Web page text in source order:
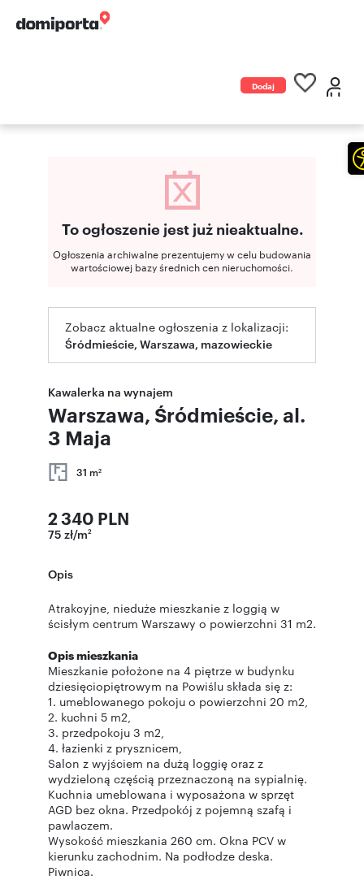
Dodaj
To ogłoszenie jest już nieaktualne.
Ogłoszenia archiwalne prezentujemy w celu budowania
wartościowej bazy średnich cen nieruchomości.
Zobacz aktualne ogłoszenia z lokalizacji:
Śródmieście, Warszawa, mazowieckie
Kawalerka na wynajem
Warszawa, Śródmieście, al.
3 Maja
31 m2
2 340 PLN
75 zł/m2
Opis
Atrakcyjne, nieduże mieszkanie z loggią w
ścisłym centrum Warszawy o powierzchni 31 m2.
Opis mieszkania
Mieszkanie położone na 4 piętrze w budynku
dziesięciopiętrowym na Powiślu składa się z:
1. umeblowanego pokoju o powierzchni 20 m2,
2. kuchni 5 m2,
3. przedpokoju 3 m2,
4. łazienki z prysznicem,
Salon z wyjściem na dużą loggię oraz z
wydzieloną częścią przeznaczoną na sypialnię.
Kuchnia umeblowana i wyposażona w sprzęt
AGD bez okna. Przedpokój z pojemną szafą i
pawlaczem.
Wysokość mieszkania 260 cm. Okna PCV w
kierunku zachodnim. Na podłodze deska.
Piwnica.